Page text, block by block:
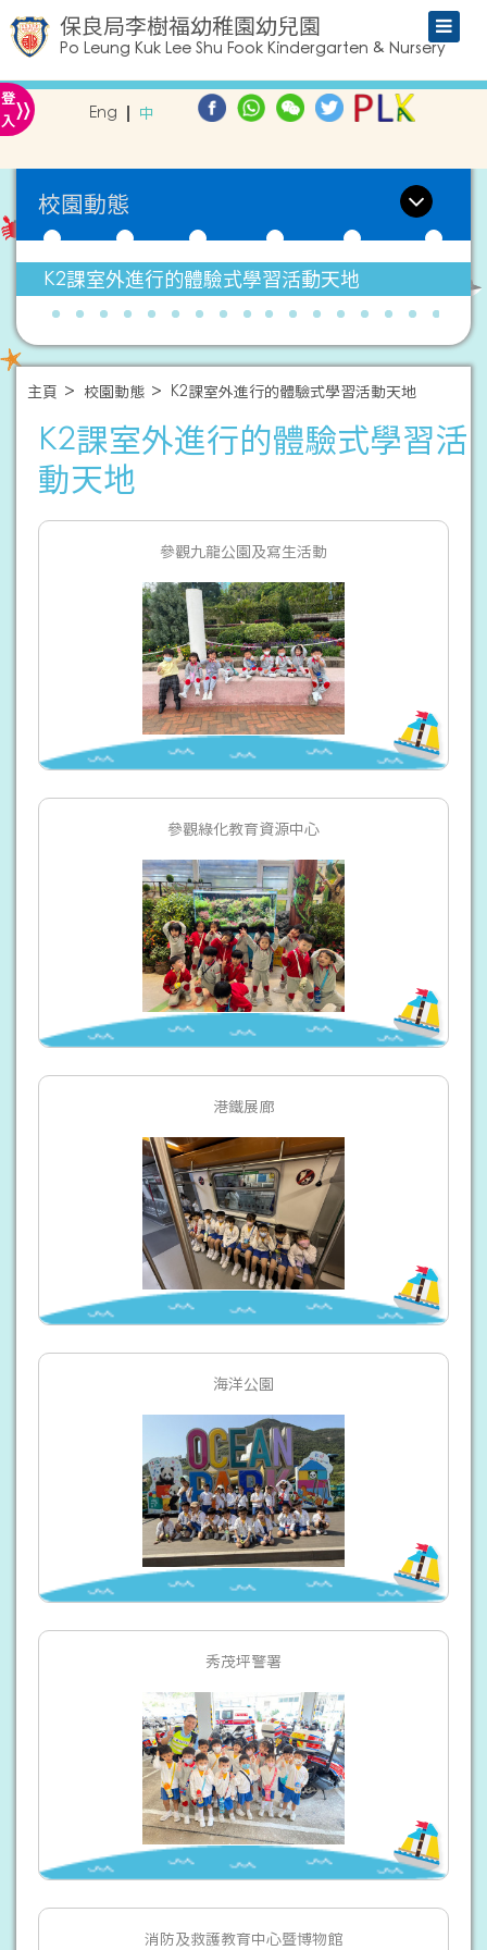
保良局李樹福幼稚園幼兒園
Po Leung Kuk Lee Shu Fook Kindergarten & Nursery
登
入» Eng 中
校園動態
K2課室外進行的體驗式學習活動天地
主頁 校園動態 K2課室外進行的體驗式學習活動天地
K2課室外進行的體驗式學習活
動天地
參觀九龍公園及寫生活動
參觀綠化教育資源中心
港鐵展廊
海洋公園
秀茂坪警署
消防及救護教育中心暨博物館